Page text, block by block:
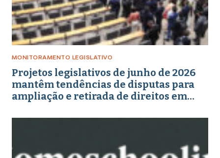
MONITORAMENTO LEGISLATIVO
Projetos legislativos de junho de 2026
mantêm tendências de disputas para
ampliação e retirada de direitos em
enfrentamento a crimes